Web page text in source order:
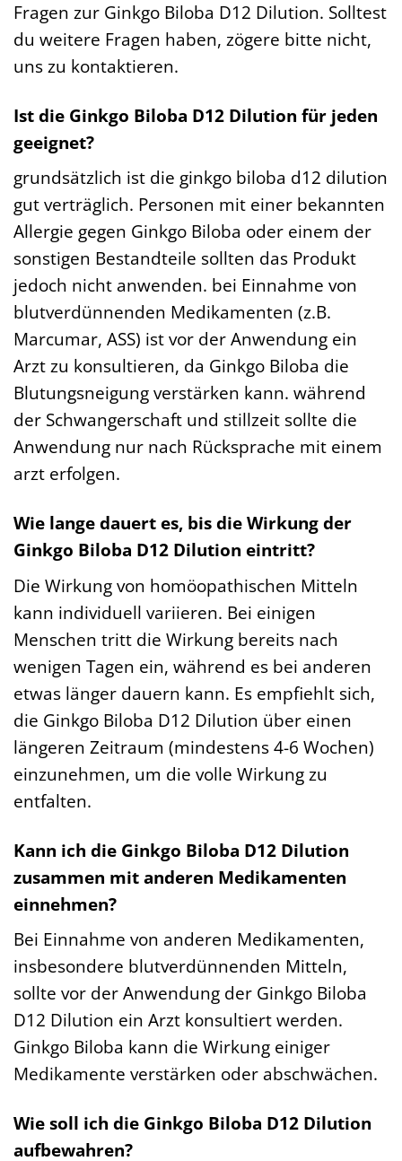
Fragen zur Ginkgo Biloba D12 Dilution. Solltest
du weitere Fragen haben, zögere bitte nicht,
uns zu kontaktieren.
Ist die Ginkgo Biloba D12 Dilution für jeden
geeignet?
grundsätzlich ist die ginkgo biloba d12 dilution
gut verträglich. Personen mit einer bekannten
Allergie gegen Ginkgo Biloba oder einem der
sonstigen Bestandteile sollten das Produkt
jedoch nicht anwenden. bei Einnahme von
blutverdünnenden Medikamenten (z.B.
Marcumar, ASS) ist vor der Anwendung ein
Arzt zu konsultieren, da Ginkgo Biloba die
Blutungsneigung verstärken kann. während
der Schwangerschaft und stillzeit sollte die
Anwendung nur nach Rücksprache mit einem
arzt erfolgen.
Wie lange dauert es, bis die Wirkung der
Ginkgo Biloba D12 Dilution eintritt?
Die Wirkung von homöopathischen Mitteln
kann individuell variieren. Bei einigen
Menschen tritt die Wirkung bereits nach
wenigen Tagen ein, während es bei anderen
etwas länger dauern kann. Es empfiehlt sich,
die Ginkgo Biloba D12 Dilution über einen
längeren Zeitraum (mindestens 4-6 Wochen)
einzunehmen, um die volle Wirkung zu
entfalten.
Kann ich die Ginkgo Biloba D12 Dilution
zusammen mit anderen Medikamenten
einnehmen?
Bei Einnahme von anderen Medikamenten,
insbesondere blutverdünnenden Mitteln,
sollte vor der Anwendung der Ginkgo Biloba
D12 Dilution ein Arzt konsultiert werden.
Ginkgo Biloba kann die Wirkung einiger
Medikamente verstärken oder abschwächen.
Wie soll ich die Ginkgo Biloba D12 Dilution
aufbewahren?